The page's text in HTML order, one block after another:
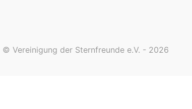
© Vereinigung der Sternfreunde e.V. - 2026